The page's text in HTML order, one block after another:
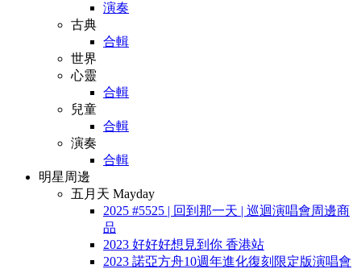
演奏
古典
合輯
世界
心靈
合輯
兒童
合輯
演奏
合輯
明星周邊
五月天 Mayday
2025 #5525 | 回到那一天 | 巡迴演唱會周邊商
品
2023 好好好想見到你 香港站
2023 諾亞方舟10週年進化復刻限定版演唱會